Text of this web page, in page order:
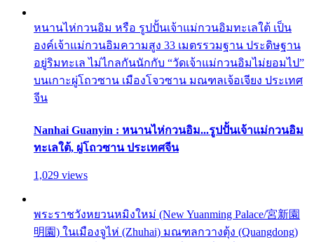
หนานไห่กวนอิม หรือ รูปปั้นเจ้าแม่กวนอิมทะเลใต้ เป็น
องค์เจ้าแม่กวนอิมความสูง 33 เมตรรวมฐาน ประดิษฐาน
อยู่ริมทะเล ไม่ไกลกันนักกับ “วัดเจ้าแม่กวนอิมไม่ยอมไป”
บนเกาะผู่โถวซาน เมืองโจวซาน มณฑลเจ้อเจียง ประเทศ
จีน
Nanhai Guanyin : หนานไห่กวนอิม...รูปปั้นเจ้าแม่กวนอิม
ทะเลใต้, ผู่โถวซาน ประเทศจีน
1,029 views
พระราชวังหยวนหมิงใหม่ (New Yuanming Palace/宮新園
明園) ในเมืองจูไห่ (Zhuhai) มณฑลกวางตุ้ง (Quangdong)